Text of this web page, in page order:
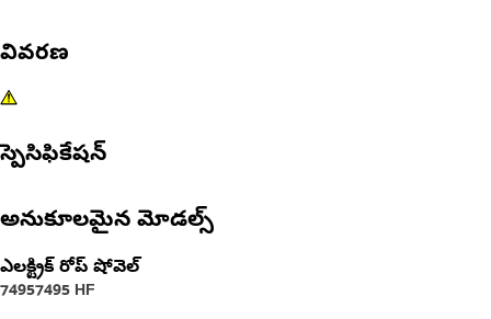
వివరణ
స్పెసిఫికేషన్
అనుకూలమైన మోడల్స్
ఎలక్ట్రిక్ రోప్ షోవెల్
74957495 HF